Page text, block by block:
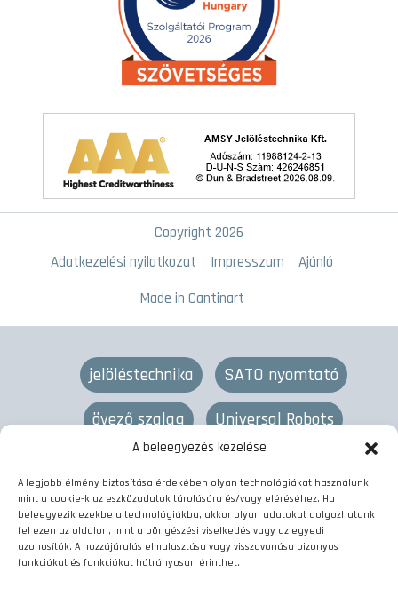
A beleegyezés kezelése
A legjobb élmény biztosítása érdekében olyan technológiákat használunk,
mint a cookie-k az eszközadatok tárolására és/vagy eléréséhez. Ha
beleegyezik ezekbe a technológiákba, akkor olyan adatokat dolgozhatunk
fel ezen az oldalon, mint a böngészési viselkedés vagy az egyedi
azonosítók. A hozzájárulás elmulasztása vagy visszavonása bizonyos
funkciókat és funkciókat hátrányosan érinthet.
Copyright 2026
Adatkezelési nyilatkozat
Impresszum
Ajánló
Made in Cantinart
jelöléstechnika
SATO nyomtató
övező szalag
Universal Robots
vonalkód nyomtató
címkenyomtató
kötegelő szalag
etikett nyomtató